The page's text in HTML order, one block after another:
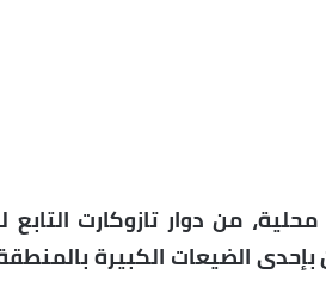
من دوار تازوكارت
الضيعات الكبيرة